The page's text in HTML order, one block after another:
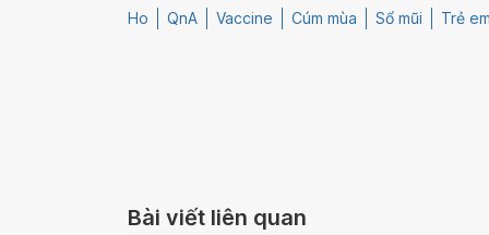
Ho QnA Vaccine Cúm mùa Sổ mũi Trẻ
Bài viết liên quan